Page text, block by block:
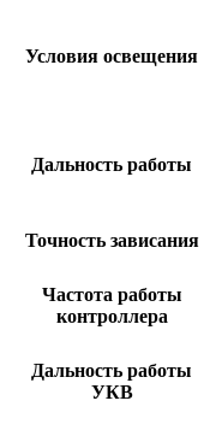
Условия освещения
Дальность работы
Точность зависания
Частота работы
контроллера
Дальность работы
УКВ